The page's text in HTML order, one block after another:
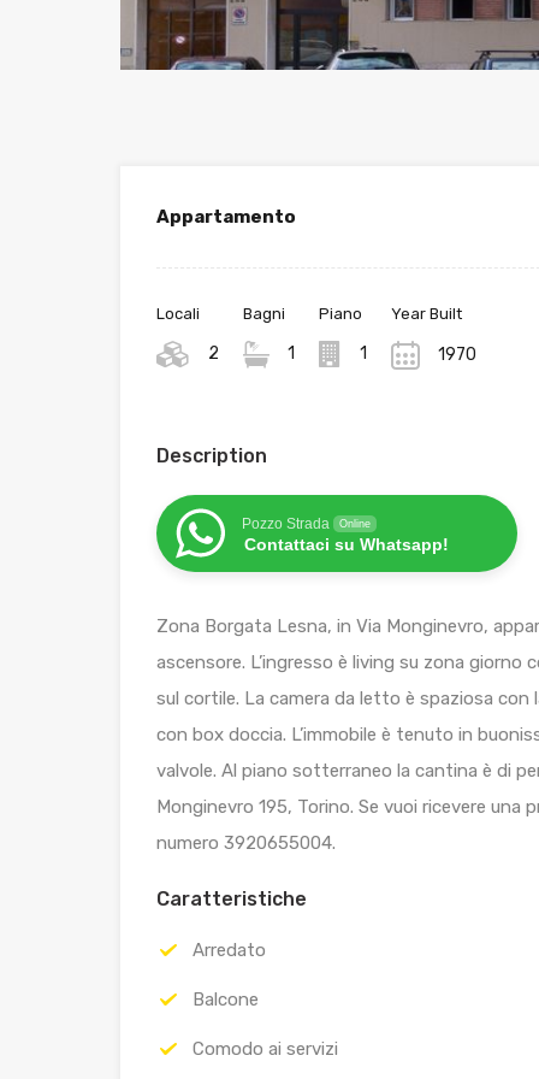
Appartamento
Locali
2
Bagni
1
Piano
1
Year Built
1970
Description
Pozzo Strada Online
Contattaci su Whatsapp!
Zona Borgata Lesna, in Via Monginevro,
ascensore. L’ingresso è living su zona
sul cortile. La camera da letto è spaziosa
con box doccia. L’immobile è tenuto in
valvole. Al piano sotterraneo la cantina è di
Monginevro 195, Torino. Se vuoi ricevere
numero 3920655004.
Caratteristiche
Arredato
Balcone
Comodo ai servizi